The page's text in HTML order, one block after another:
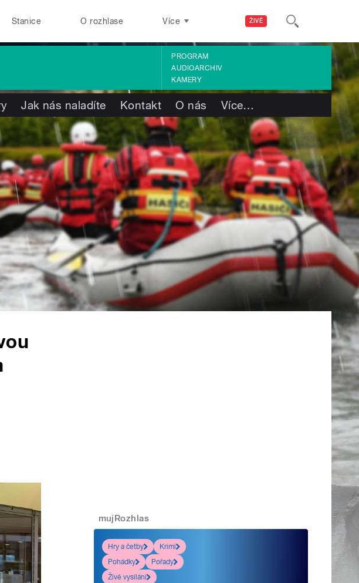
ŽIVĚ
Stanice O rozhlase Více
PROGRAM
AUDIOARCHIV
KAMERY
Jak nás naladíte Kontakt O nás Více…
mujRozhlas
Hry a četby
Krimi
Pohádky
Pořady
Živé vysílání